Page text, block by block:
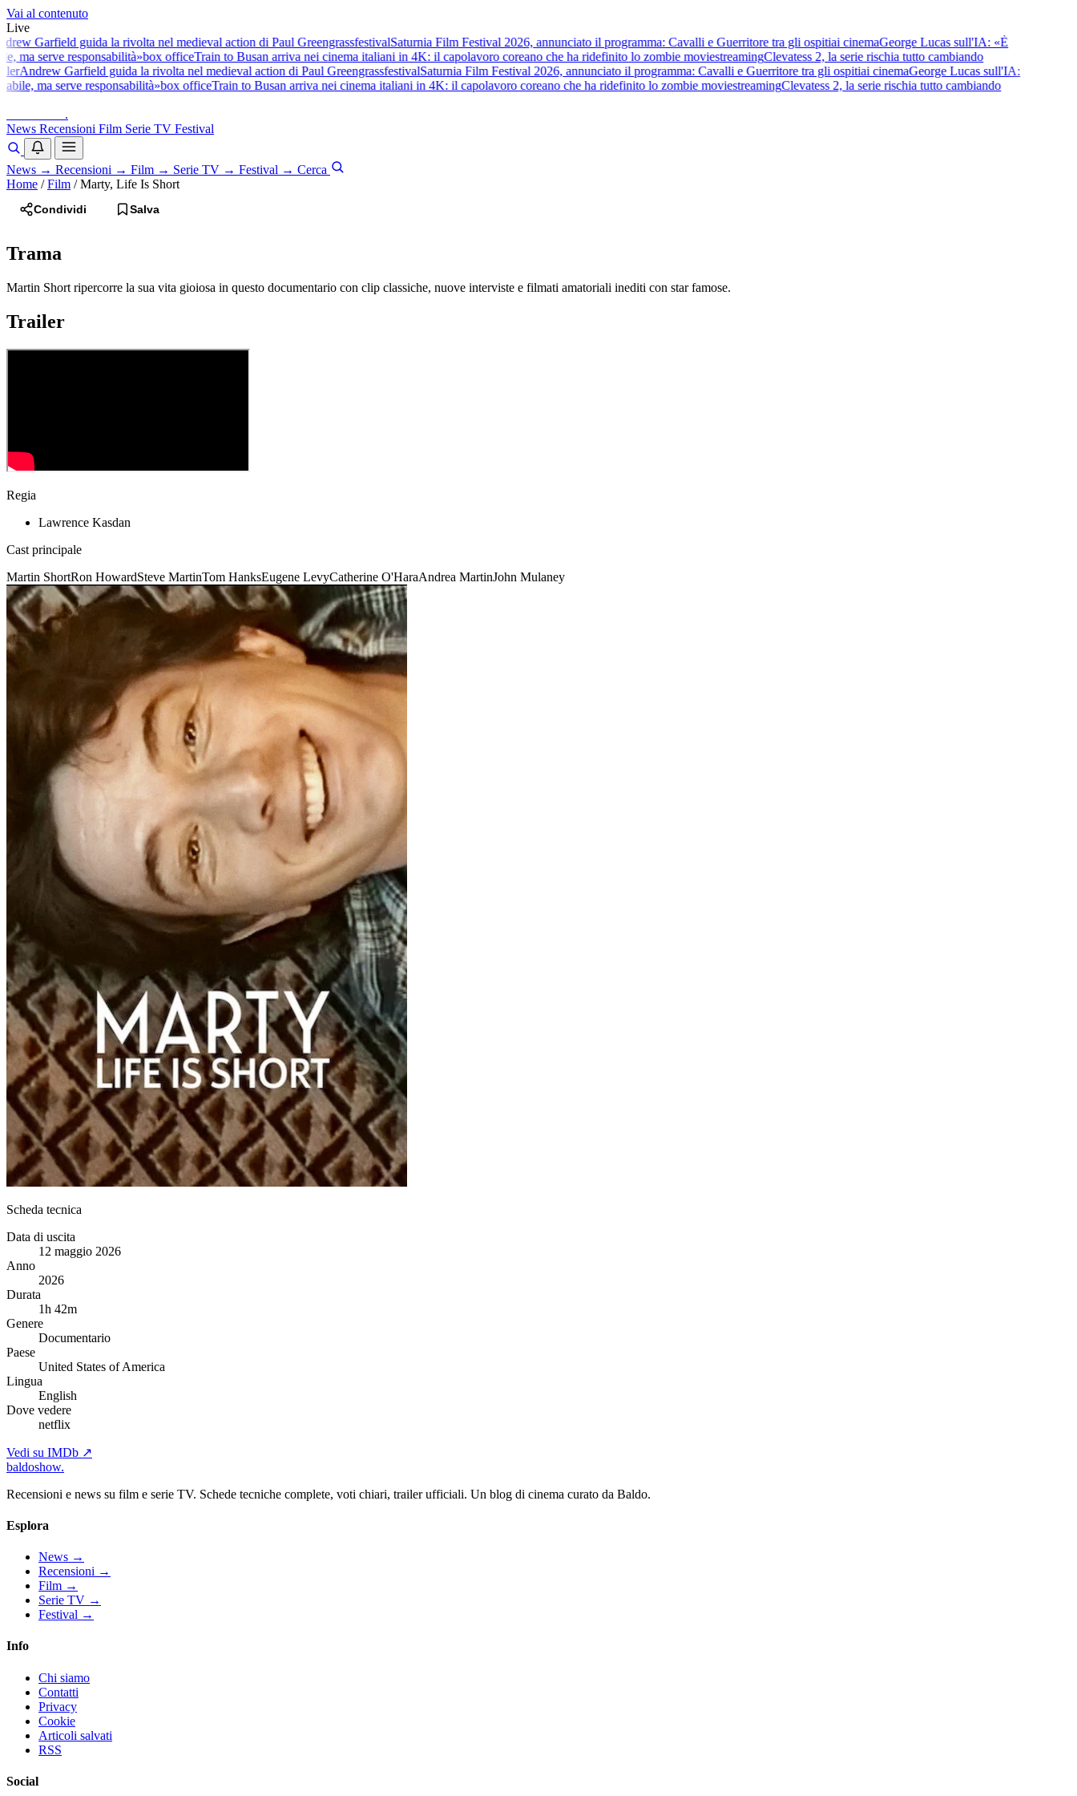
Vai al contenuto
Live
Garfield guida la rivolta nel medieval action di Paul GreengrassfestivalSaturnia Film Festival 2026, annunciato il programma: Cavalli e Guerritore tra gli ospitiai cinemaGeorge Lucas sull'IA: «È
ma serve responsabilità»box officeTrain to Busan arriva nei cinema italiani in 4K: il capolavoro coreano che ha ridefinito lo zombie moviestreamingClevatess 2, la serie rischia tutto cambiando
Andrew Garfield guida la rivolta nel medieval action di Paul GreengrassfestivalSaturnia Film Festival 2026, annunciato il programma: Cavalli e Guerritore tra gli ospitiai cinemaGeorge Lucas sull'IA:
ma serve responsabilità»box officeTrain to Busan arriva nei cinema italiani in 4K: il capolavoro coreano che ha ridefinito lo zombie moviestreamingClevatess 2, la serie rischia tutto cambiando
.
News Recensioni Film Serie TV Festival
News → Recensioni → Film → Serie TV → Festival → Cerca
Home / Film / Marty, Life Is Short
Condividi Salva
Trama
Martin Short ripercorre la sua vita gioiosa in questo documentario con clip classiche, nuove interviste e filmati amatoriali inediti con star famose.
Trailer
Regia
Lawrence Kasdan
Cast principale
Martin ShortRon HowardSteve MartinTom HanksEugene LevyCatherine O'HaraAndrea MartinJohn Mulaney
Scheda tecnica
Data di uscita
12 maggio 2026
Anno
2026
Durata
1h 42m
Genere
Documentario
Paese
United States of America
Lingua
English
Dove vedere
netflix
Vedi su IMDb ↗
baldoshow.
Recensioni e news su film e serie TV. Schede tecniche complete, voti chiari, trailer ufficiali. Un blog di cinema curato da Baldo.
Esplora
News →
Recensioni →
Film →
Serie TV →
Festival →
Info
Chi siamo
Contatti
Privacy
Cookie
Articoli salvati
RSS
Social